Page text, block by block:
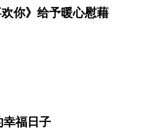
你》给予暖心慰藉
幸福日子